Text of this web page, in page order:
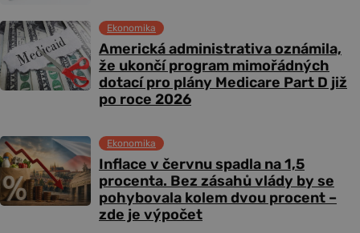
Americká administrativa oznámila,
že ukončí program mimořádných
dotací pro plány Medicare Part D již
po roce 2026
Ekonomika
Inflace v červnu spadla na 1,5
procenta. Bez zásahů vlády by se
pohybovala kolem dvou procent –
zde je výpočet
Ekonomika